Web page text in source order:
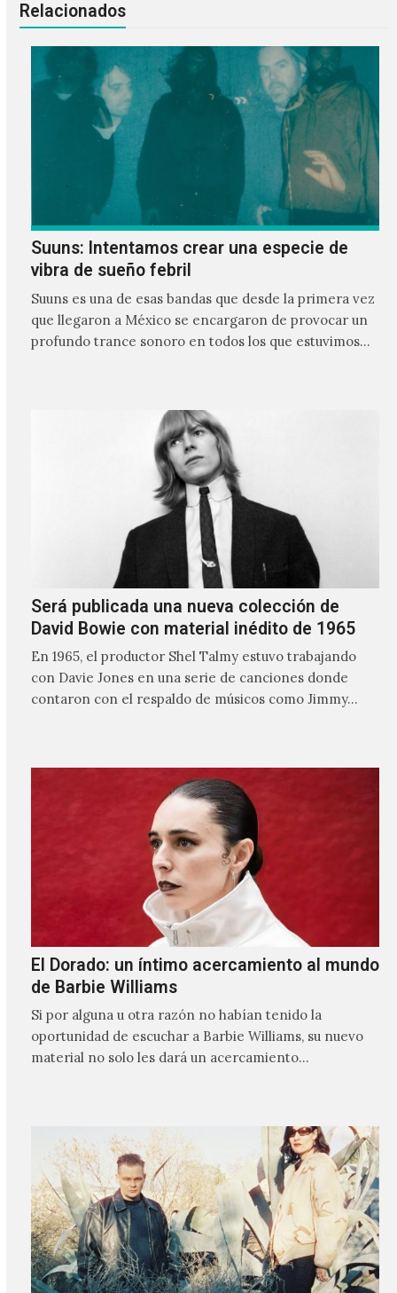
Relacionados
Suuns: Intentamos crear una especie de
vibra de sueño febril
Suuns es una de esas bandas que desde la primera vez
que llegaron a México se encargaron de provocar un
profundo trance sonoro en todos los que estuvimos
Será publicada una nueva colección de
David Bowie con material inédito de 1965
En 1965, el productor Shel Talmy estuvo trabajando
con Davie Jones en una serie de canciones donde
contaron con el respaldo de músicos como Jimmy…
El Dorado: un íntimo acercamiento al mundo
de Barbie Williams
Si por alguna u otra razón no habían tenido la
oportunidad de escuchar a Barbie Williams, su nuevo
material no solo les dará un acercamiento…